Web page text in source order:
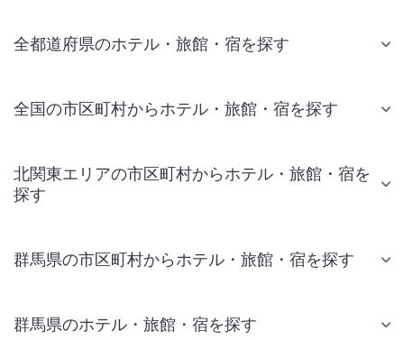
全都道府県のホテル・旅館・宿を探す
全国の市区町村からホテル・旅館・宿を探す
北関東エリアの市区町村からホテル・旅館・宿を
探す
群馬県の市区町村からホテル・旅館・宿を探す
群馬県のホテル・旅館・宿を探す